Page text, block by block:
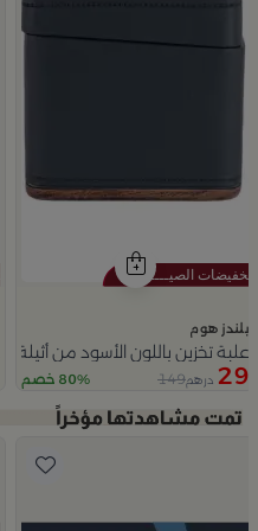
بلندز هوم
علبة تخزين باللون الأسود من أثيلة
29 درهم149 80% خصم
Slide 1 of 5